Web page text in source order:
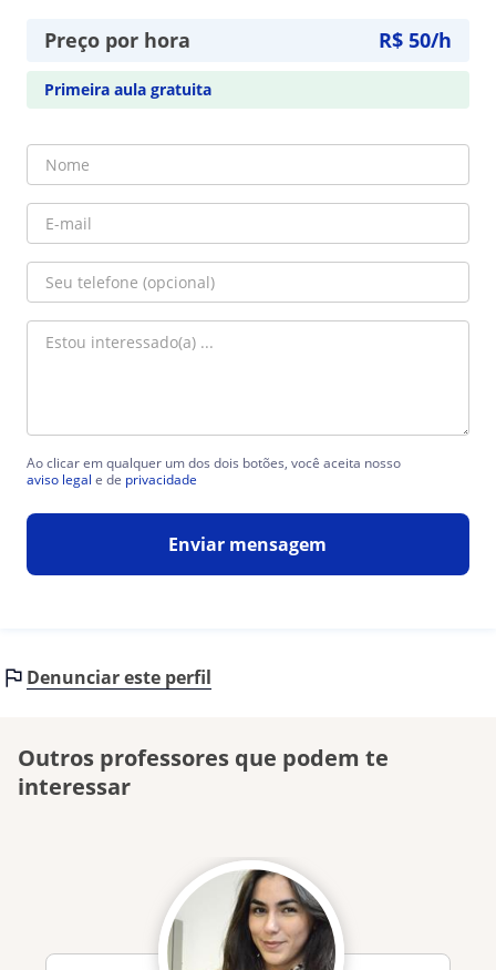
Preço por hora R$ 50/h
Primeira aula gratuita
Ao clicar em qualquer um dos dois botões, você aceita nosso
aviso legal e de privacidade
Enviar mensagem
Denunciar este perfil
Outros professores que podem te
interessar